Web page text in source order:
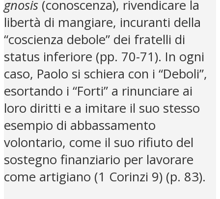
gnosis (conoscenza), rivendicare la
libertà di mangiare, incuranti della
“coscienza debole” dei fratelli di
status inferiore (pp. 70-71). In ogni
caso, Paolo si schiera con i “Deboli”,
esortando i “Forti” a rinunciare ai
loro diritti e a imitare il suo stesso
esempio di abbassamento
volontario, come il suo rifiuto del
sostegno finanziario per lavorare
come artigiano (1 Corinzi 9) (p. 83).